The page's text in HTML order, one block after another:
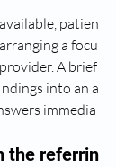
patien
a focu
A brief
into an a
immedia
the referrin